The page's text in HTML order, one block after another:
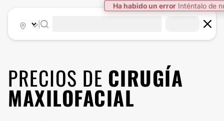
Ha habido un error Inténtalo de
PRECIOS DE CIRUGÍA
MAXILOFACIAL